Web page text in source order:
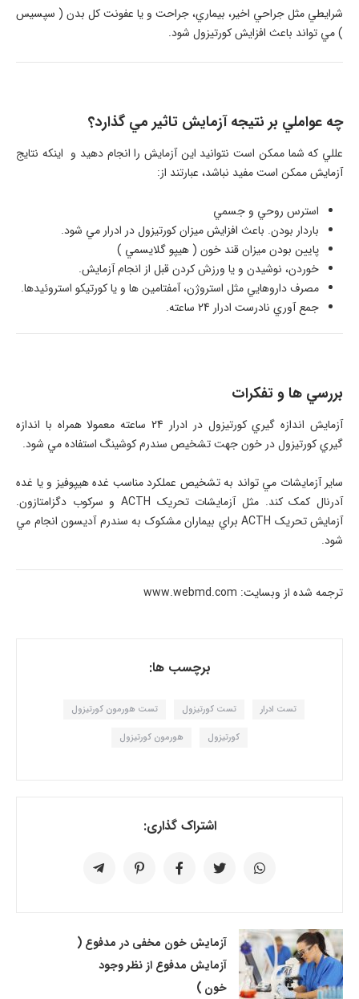
شرايطي مثل جراحي اخير، بيماري، جراحت و يا عفونت کل بدن ( سپسيس
) مي تواند باعث افزايش کورتيزول شود.
چه عواملي بر نتيجه آزمايش تاثير مي گذارد؟
عللي که شما ممکن است نتوانيد اين آزمايش را انجام دهيد و اينکه نتايج
آزمايش ممکن است مفيد نباشد، عبارتند از:
استرس روحي و جسمي
باردار بودن. باعث افزايش ميزان کورتيزول در ادرار مي شود.
پايين بودن ميزان قند خون ( هيپو گلايسمي )
خوردن، نوشيدن و يا ورزش کردن قبل از انجام آزمايش.
مصرف داروهايي مثل استروژن، آمفتامين ها و يا کورتيکو استروئيدها.
جمع آوري نادرست ادرار 24 ساعته.
بررسي ها و تفکرات
آزمايش اندازه گيري کورتيزول در ادرار 24 ساعته معمولا همراه با اندازه
گيري کورتيزول در خون جهت تشخيص سندرم کوشينگ استفاده مي شود.
ساير آزمايشات مي تواند به تشخيص عملکرد مناسب غده هيپوفيز و يا غده
آدرنال کمک کند. مثل آزمايشات تحريک ACTH و سرکوب دگزامتازون.
آزمايش تحريک ACTH براي بيماران مشکوک به سندرم آديسون انجام مي
شود.
ترجمه شده از وبسایت: www.webmd.com
برچسب ها:
تست ادرار تست کورتیزول تست هورمون کورتیزول
کورتیزول هورمون کورتیزول
اشتراک گذاری:
آزمایش خون مخفی در مدفوع (
آزمایش مدفوع از نظر وجود
خون )